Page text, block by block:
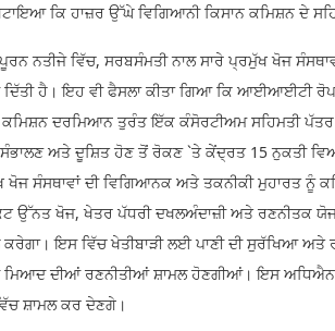
ਕਿ ਹਾਜ਼ਰ ਉੱਘੇ ਵਿਗਿਆਨੀ ਕਿਸਾਨ ਕਮਿਸ਼ਨ ਦੇ
ਨਤੀਜੇ ਵਿੱਚ, ਸਰਬਸੰਮਤੀ ਨਾਲ ਸਾਰੇ ਪ੍ਰਮੁੱਖ ਖੋਜ
ਦਿੱਤੀ ਹੈ। ਇਹ ਵੀ ਫੈਸਲਾ ਕੀਤਾ ਗਿਆ ਕਿ
ਕਮਿਸ਼ਨ ਦਰਮਿਆਨ ਤੁਰੰਤ ਇੱਕ ਕੰਸੋਰਟੀਅਮ ਸਹਿਮਤੀ ਪੱਤਰ
ਅਤੇ ਦੂਸ਼ਿਤ ਹੋਣ ਤੋਂ ਰੋਕਣ `ਤੇ ਕੇਂਦ੍ਰਤ 15 ਨੁਕਤੀ
ਸੰਸਥਾਵਾਂ ਦੀ ਵਿਗਿਆਨਕ ਅਤੇ ਤਕਨੀਕੀ ਮੁਹਾਰਤ ਨੂੰ
ਉੱਨਤ ਖੋਜ, ਖੇਤਰ ਪੱਧਰੀ ਦਖਲਅੰਦਾਜ਼ੀ ਅਤੇ ਰਣਨੀਤਕ
ਇਸ ਵਿੱਚ ਖੇਤੀਬਾੜੀ ਲਈ ਪਾਣੀ ਦੀ ਸੁਰੱਖਿਆ ਅਤੇ
ਦੀਆਂ ਰਣਨੀਤੀਆਂ ਸ਼ਾਮਲ ਹੋਣਗੀਆਂ। ਇਸ ਅਧਿਐਨ
ਸ਼ਾਮਲ ਕਰ ਦੇਣਗੇ।